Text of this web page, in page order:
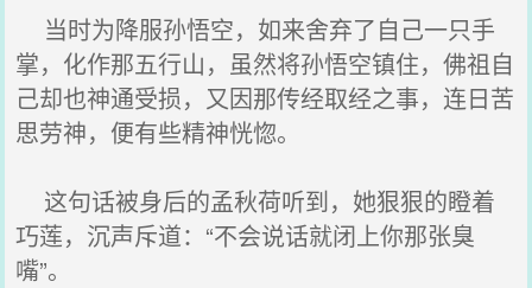
当时为降服孙悟空，如来舍弃了自己一只手
掌，化作那五行山，虽然将孙悟空镇住，佛祖自
己却也神通受损，又因那传经取经之事，连日苦
思劳神，便有些精神恍惚。
这句话被身后的孟秋荷听到，她狠狠的瞪着
巧莲，沉声斥道：“不会说话就闭上你那张臭
嘴”。